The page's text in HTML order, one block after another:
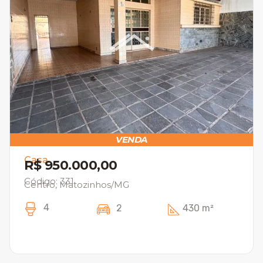
VENDA
Casa
R$ 950.000,00
Código: 331
Centro, Matozinhos/MG
4 2 430 m²